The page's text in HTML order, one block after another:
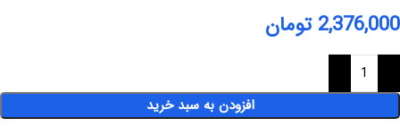
2,376,000 تومان
افزودن به سبد خرید